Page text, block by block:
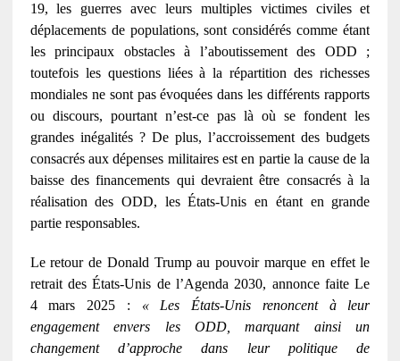
19, les guerres avec leurs multiples victimes civiles et
déplacements de populations, sont considérés comme étant
les principaux obstacles à l’aboutissement des ODD ;
toutefois les questions liées à la répartition des richesses
mondiales ne sont pas évoquées dans les différents rapports
ou discours, pourtant n’est-ce pas là où se fondent les
grandes inégalités ? De plus, l’accroissement des budgets
consacrés aux dépenses militaires est en partie la cause de la
baisse des financements qui devraient être consacrés à la
réalisation des ODD, les États-Unis en étant en grande
partie responsables.
Le retour de Donald Trump au pouvoir marque en effet le
retrait des États-Unis de l’Agenda 2030, annonce faite Le
4 mars 2025 : « Les États-Unis renoncent à leur
engagement envers les ODD, marquant ainsi un
changement d’approche dans leur politique de